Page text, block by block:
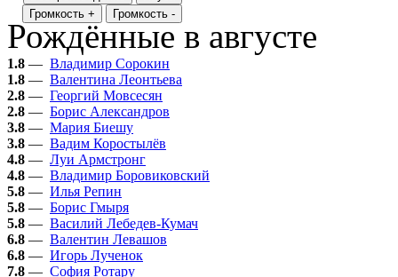
Громкость +
Громкость -
Рождённые в августе
1.8 — Владимир Сорокин
1.8 — Валентина Леонтьева
2.8 — Георгий Мовсесян
2.8 — Борис Александров
3.8 — Мария Биешу
3.8 — Вадим Коростылёв
4.8 — Луи Армстронг
4.8 — Владимир Боровиковский
5.8 — Илья Репин
5.8 — Борис Гмыря
5.8 — Василий Лебедев-Кумач
6.8 — Валентин Левашов
6.8 — Игорь Лученок
7.8 — София Ротару